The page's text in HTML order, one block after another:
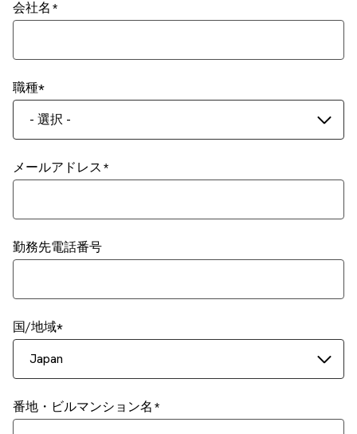
会社名
職種
- 選択 -
メールアドレス
勤務先電話番号
国/地域
Japan
番地・ビルマンション名